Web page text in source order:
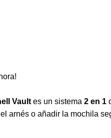
Vault es un sistema 2 en 1
arnés o añadir la mochila